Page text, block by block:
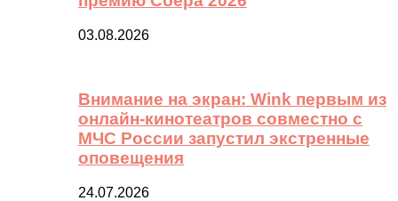
03.08.2026
Внимание на экран: Wink первым из
онлайн-кинотеатров совместно с
МЧС России запустил экстренные
оповещения
24.07.2026